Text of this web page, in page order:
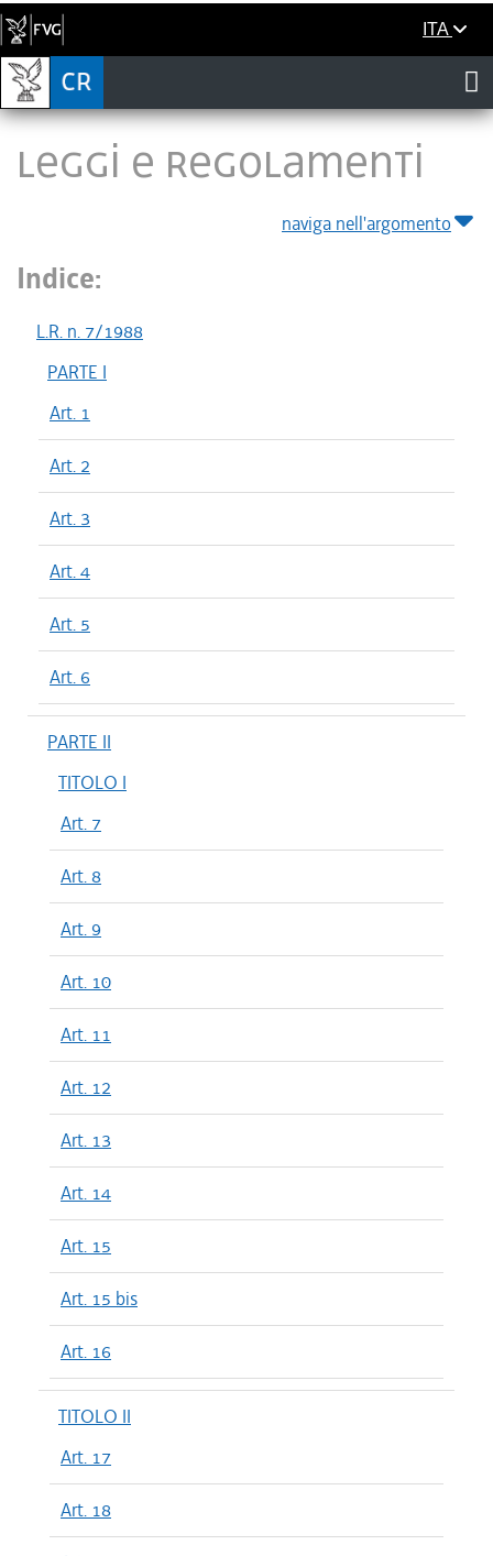
ITA
LEGGI E REGOLAMENTI
naviga nell'argomento
Indice:
L.R. n. 7/1988
PARTE I
Art. 1
Art. 2
Art. 3
Art. 4
Art. 5
Art. 6
PARTE II
TITOLO I
Art. 7
Art. 8
Art. 9
Art. 10
Art. 11
Art. 12
Art. 13
Art. 14
Art. 15
Art. 15 bis
Art. 16
TITOLO II
Art. 17
Art. 18